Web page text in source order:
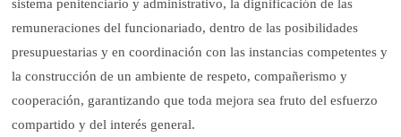
sistema penitenciario y administrativo, la dignificación de las
remuneraciones del funcionariado, dentro de las posibilidades
presupuestarias y en coordinación con las instancias competentes y
la construcción de un ambiente de respeto, compañerismo y
cooperación, garantizando que toda mejora sea fruto del esfuerzo
compartido y del interés general.